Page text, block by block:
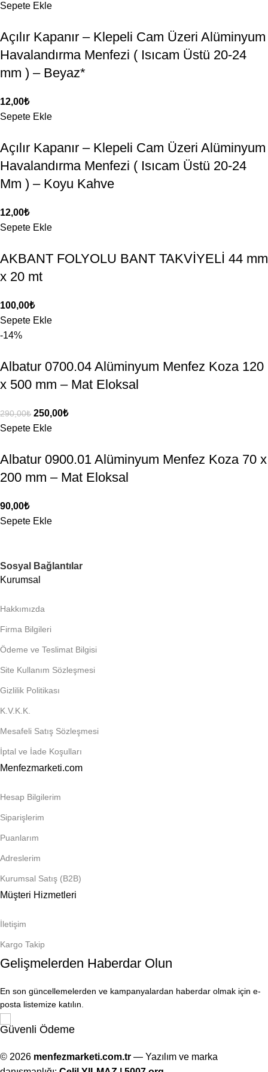
Sepete Ekle
Açılır Kapanır – Klepeli Cam Üzeri Alüminyum
Havalandırma Menfezi ( Isıcam Üstü 20-24
mm ) – Beyaz*
12,00₺
Sepete Ekle
Açılır Kapanır – Klepeli Cam Üzeri Alüminyum
Havalandırma Menfezi ( Isıcam Üstü 20-24
Mm ) – Koyu Kahve
12,00₺
Sepete Ekle
AKBANT FOLYOLU BANT TAKVİYELİ 44 mm
x 20 mt
100,00₺
Sepete Ekle
-14%
Albatur 0700.04 Alüminyum Menfez Koza 120
x 500 mm – Mat Eloksal
290,00₺ 250,00₺
Sepete Ekle
Albatur 0900.01 Alüminyum Menfez Koza 70 x
200 mm – Mat Eloksal
90,00₺
Sepete Ekle
Sosyal Bağlantılar
Kurumsal
Hakkımızda
Firma Bilgileri
Ödeme ve Teslimat Bilgisi
Site Kullanım Sözleşmesi
Gizlilik Politikası
K.V.K.K.
Mesafeli Satış Sözleşmesi
İptal ve İade Koşulları
Menfezmarketi.com
Hesap Bilgilerim
Siparişlerim
Puanlarım
Adreslerim
Kurumsal Satış (B2B)
Müşteri Hizmetleri
İletişim
Kargo Takip
Gelişmelerden Haberdar Olun
En son güncellemelerden ve kampanyalardan haberdar olmak için e-
posta listemize katılın.
Güvenli Ödeme
© 2026 menfezmarketi.com.tr — Yazılım ve marka